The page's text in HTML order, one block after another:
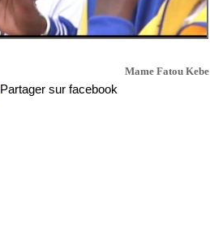
Mame Fatou Kebe
Partager sur facebook